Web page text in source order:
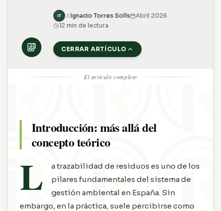
controlado, verificable y conforme a la
normativa desde su origen hasta su
IT Ignacio Torres Solís
Abril 2026
12 min de lectura
CERRAR ARTÍCULO
El artículo completo
Introducción: más allá del
concepto teórico
L
a trazabilidad de residuos es uno de los
pilares fundamentales del sistema de
gestión ambiental en España. Sin
embargo, en la práctica, suele percibirse como